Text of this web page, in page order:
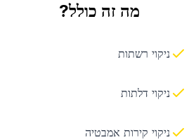
מה זה כולל?
ניקוי רשתות
ניקוי דלתות
ניקוי קירות אמבטיה